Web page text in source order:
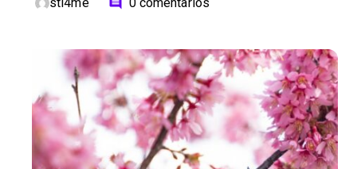
comment